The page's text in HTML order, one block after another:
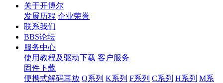
关于开博尔
发展历程 企业荣誉
联系我们
BBS论坛
服务中心
使用教程及驱动下载 客户服务
固件下载
便携式解码耳放 Q系列 K系列 F系列 C系列 H系列 M系